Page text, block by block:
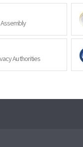
Authorities